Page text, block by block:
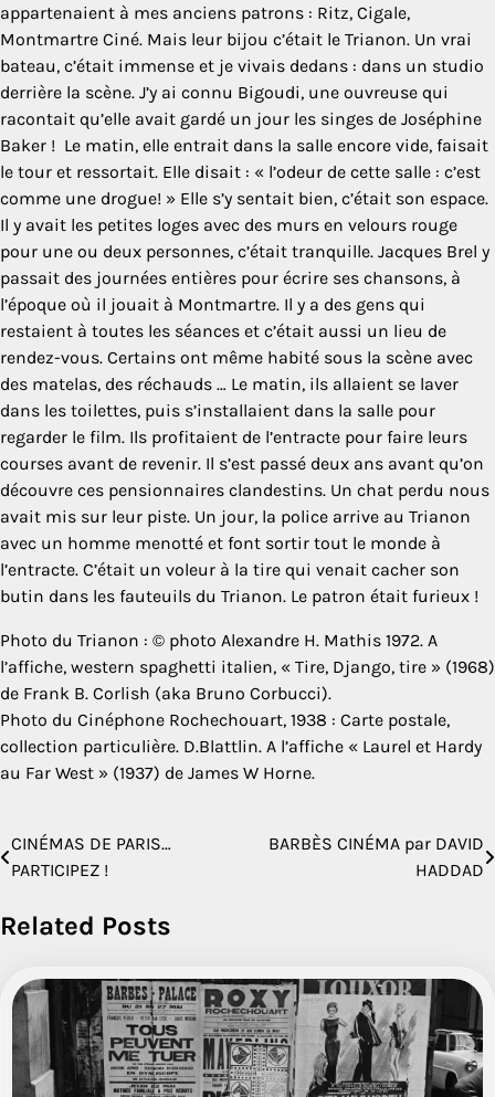
appartenaient à mes anciens patrons : Ritz, Cigale,
Montmartre Ciné. Mais leur bijou c’était le Trianon. Un vrai
bateau, c’était immense et je vivais dedans : dans un studio
derrière la scène. J’y ai connu Bigoudi, une ouvreuse qui
racontait qu’elle avait gardé un jour les singes de Joséphine
Baker ! Le matin, elle entrait dans la salle encore vide, faisait
le tour et ressortait. Elle disait : « l’odeur de cette salle : c’est
comme une drogue! » Elle s’y sentait bien, c’était son espace.
Il y avait les petites loges avec des murs en velours rouge
pour une ou deux personnes, c’était tranquille. Jacques Brel y
passait des journées entières pour écrire ses chansons, à
l’époque où il jouait à Montmartre. Il y a des gens qui
restaient à toutes les séances et c’était aussi un lieu de
rendez-vous. Certains ont même habité sous la scène avec
des matelas, des réchauds … Le matin, ils allaient se laver
dans les toilettes, puis s’installaient dans la salle pour
regarder le film. Ils profitaient de l’entracte pour faire leurs
courses avant de revenir. Il s’est passé deux ans avant qu’on
découvre ces pensionnaires clandestins. Un chat perdu nous
avait mis sur leur piste. Un jour, la police arrive au Trianon
avec un homme menotté et font sortir tout le monde à
l’entracte. C’était un voleur à la tire qui venait cacher son
butin dans les fauteuils du Trianon. Le patron était furieux !
Photo du Trianon : © photo Alexandre H. Mathis 1972. A
l’affiche, western spaghetti italien, « Tire, Django, tire » (1968)
de Frank B. Corlish (aka Bruno Corbucci).
Photo du Cinéphone Rochechouart, 1938 : Carte postale,
collection particulière. D.Blattlin. A l’affiche « Laurel et Hardy
au Far West » (1937) de James W Horne.
Navigation
l’article
CINÉMAS DE PARIS…
PARTICIPEZ !
BARBÈS CINÉMA par DAVID
HADDAD
Related Posts